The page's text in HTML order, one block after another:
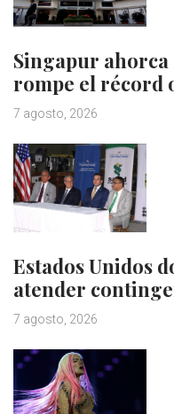
Singapur ahorca
rompe el récord
7 agosto, 2026
Estados Unidos
atender
7 agosto, 2026